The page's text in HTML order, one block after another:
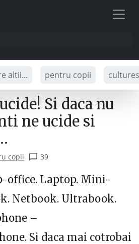
altii... pentru copii
Si daca nu
ne ucide si
copii 39
office. Laptop. Mini-
Netbook. Ultrabook.
–
Si daca mai cotrobai